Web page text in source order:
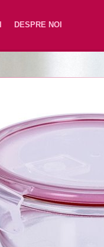
DESPRE NOI